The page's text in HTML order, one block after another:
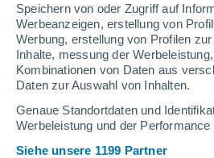
Speichern von oder Zugriff auf
Werbeanzeigen, erstellung von
Werbung, erstellung von Profilen
Inhalte, messung der
Kombinationen von Daten aus
Daten zur Auswahl von Inhalten.
Genaue Standortdaten und
Werbeleistung und der
Siehe unsere 1199 Partner
Schneehöhe.